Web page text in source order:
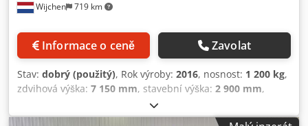
Wijchen 719 km
Informace o ceně Zavolat
Stav: dobrý (použitý), Rok výroby: 2016, nosnost: 1 200 kg,
zdvihová výška: 7 150 mm, stavební výška: 2 900 mm,
, typ paliva:
stožáru:triplex, Výrobce + model: STILL EK-X 48 Stožár: